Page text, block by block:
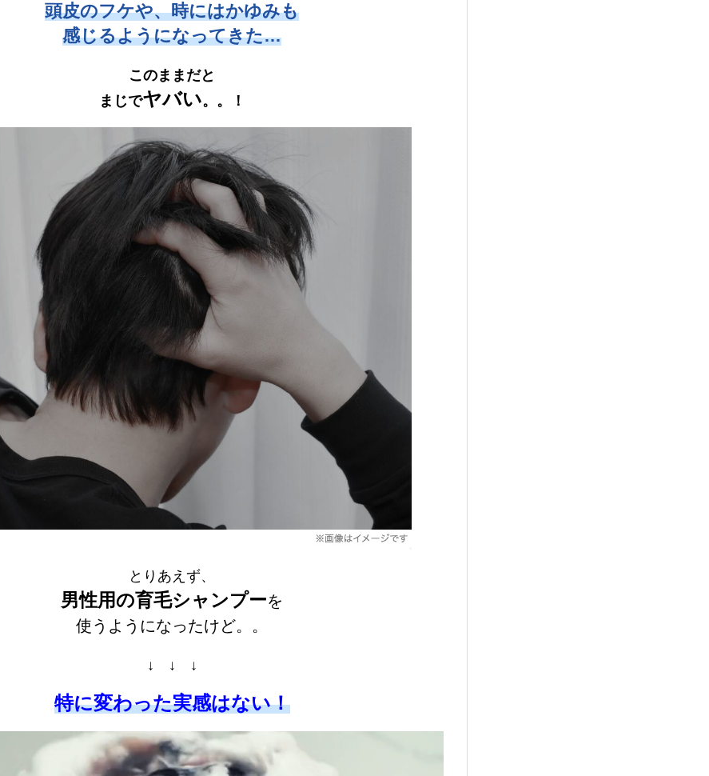
頭皮のフケや、時にはかゆみも
感じるようになってきた…
このままだと
まじでヤバい。。！
とりあえず、
男性用の育毛シャンプーを
使うようになったけど。。
↓ ↓ ↓
特に変わった実感はない！